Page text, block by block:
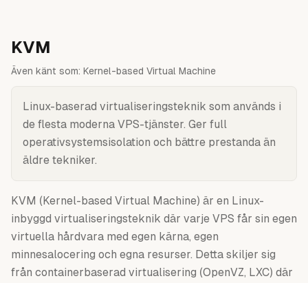
KVM
Även känt som: Kernel-based Virtual Machine
Linux-baserad virtualiseringsteknik som används i
de flesta moderna VPS-tjänster. Ger full
operativsystemsisolation och bättre prestanda än
äldre tekniker.
KVM (Kernel-based Virtual Machine) är en Linux-
inbyggd virtualiseringsteknik där varje VPS får sin egen
virtuella hårdvara med egen kärna, egen
minnesalocering och egna resurser. Detta skiljer sig
från containerbaserad virtualisering (OpenVZ, LXC) där